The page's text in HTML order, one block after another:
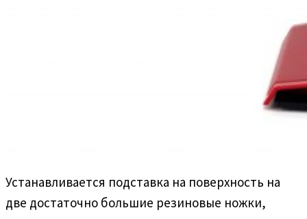
Устанавливается подставка на поверхность на
две достаточно большие резиновые ножки,